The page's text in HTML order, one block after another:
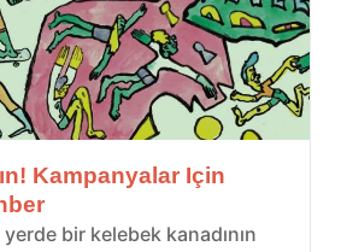
Kampanyalar Için
bir kelebek kanadının